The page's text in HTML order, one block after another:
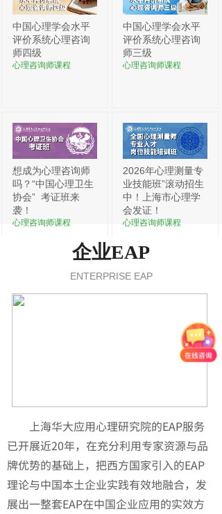
中国心理学会水平
评价系统心理咨询
师四级
心理咨询师课程
中国心理学会水平
评价系统心理咨询
师三级
心理咨询师课程
想成为心理咨询师
吗？“中国心理卫生
协会” 考证班来
袭！
心理咨询师课程
2026年心理测量专
业技能班”滚动招生
中！上海市心理学
会发证！
心理咨询师课程
ENTERPRISE EAP
企业EAP
上海华大应用心理研究院的EAP服务
已开展近20年，在充分利用专家资源与品
牌优势的基础上，把西方国家引入的EAP
理论与中国本土企业实践有效地融合，发
展出一整套EAP在中国企业应用的实效方